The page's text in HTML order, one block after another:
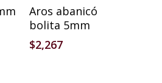
Añadir Al Carrito
Aros abanicó
bolita 5mm
$2,267